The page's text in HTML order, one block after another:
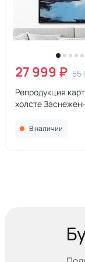
27 999 ₽ 55
Репродукция
холсте
В наличии